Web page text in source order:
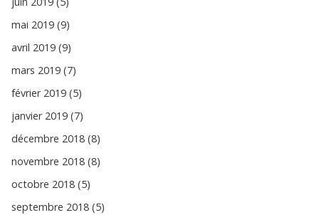
mai 2019 (9)
avril 2019 (9)
mars 2019 (7)
février 2019 (5)
janvier 2019 (7)
décembre 2018 (8)
novembre 2018 (8)
octobre 2018 (5)
septembre 2018 (5)